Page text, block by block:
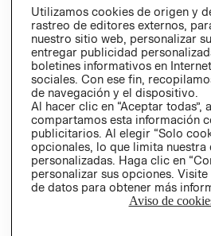
Ecuador ($)
Utilizamos cookies de origen y
rastreo de editores externos,
nuestro sitio web, personalizar
entregar publicidad
boletines informativos en
sociales. Con ese fin,
de navegación y el dispositivo.
Al hacer clic en “Aceptar todas”,
compartamos esta información
publicitarios. Al elegir “Solo
opcionales, lo que limita
personalizadas. Haga clic en
personalizar sus opciones.
de datos para obtener más
Aviso de